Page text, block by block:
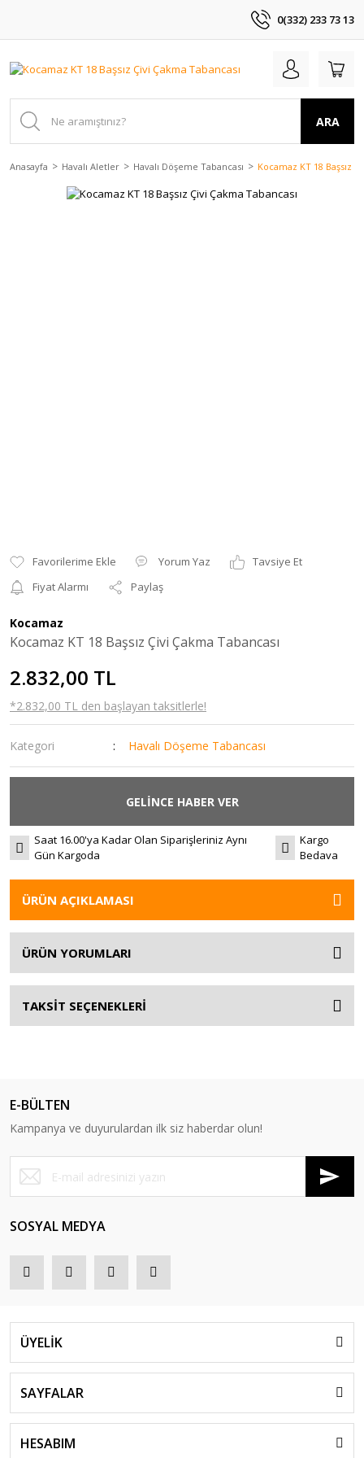
0(332) 233 73 13
ARA
Anasayfa Havalı Aletler Havalı Döşeme Tabancası Kocamaz KT 18 Başsız
Yorum Yaz
Tavsiye Et
Fiyat Alarmı
Paylaş
Kocamaz
Kocamaz KT 18 Başsız Çivi Çakma Tabancası
2.832,00 TL
*2.832,00 TL den başlayan taksitlerle!
Kategori Havalı Döşeme Tabancası
GELİNCE HABER VER
Saat 16.00'ya Kadar Olan Siparişleriniz Aynı
Gün Kargoda
Kargo
Bedava
ÜRÜN AÇIKLAMASI
ÜRÜN YORUMLARI
TAKSİT SEÇENEKLERİ
E-BÜLTEN
Kampanya ve duyurulardan ilk siz haberdar olun!
SOSYAL MEDYA
ÜYELİK
SAYFALAR
HESABIM